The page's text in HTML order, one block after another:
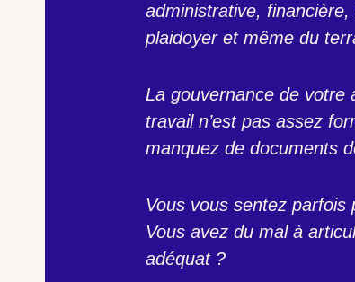
administrative,
plaidoyer et même du
La gouvernance de
travail n’est pas assez
manquez de documents
Vous vous sentez parfois
Vous avez du mal à
adéquat ?